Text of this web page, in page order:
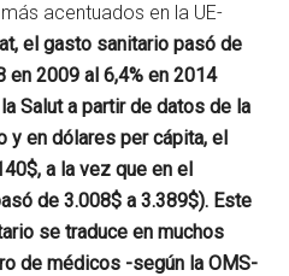
acentuados en la UE-
el gasto sanitario pasó de
en 2009 al 6,4% en 2014
Salut a partir de datos de la
y en dólares per cápita, el
a la vez que en el
de 3.008$ a 3.389$). Este
se traduce en muchos
de médicos -según la OMS-